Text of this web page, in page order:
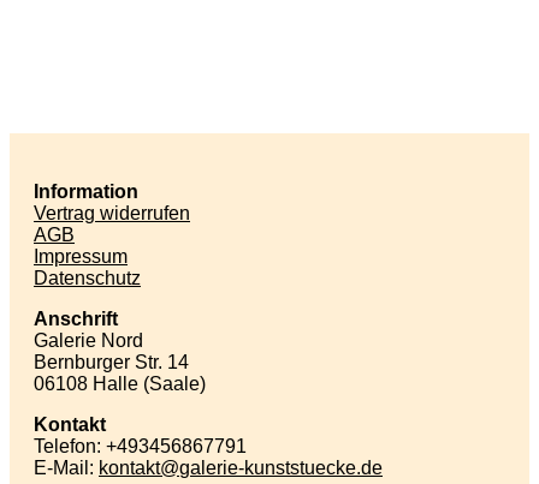
Information
Vertrag widerrufen
AGB
Impressum
Datenschutz
Anschrift
Galerie Nord
Bernburger Str. 14
06108 Halle (Saale)
Kontakt
Telefon: +493456867791
E-Mail: kontakt galerie-kunststuecke de